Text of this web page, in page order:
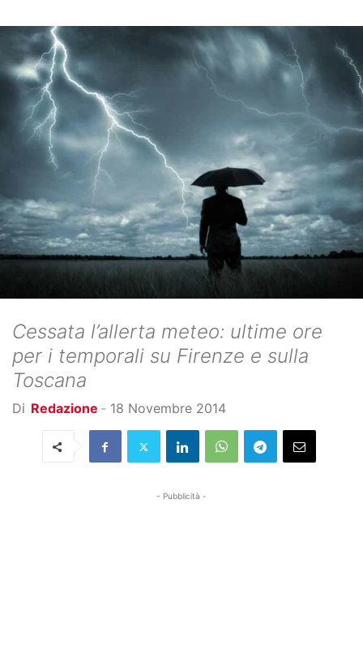
Cessata l’allerta meteo: ultime ore
per i temporali su Firenze e sulla
Toscana
Di Redazione - 18 Novembre 2014
- Pubblicità -